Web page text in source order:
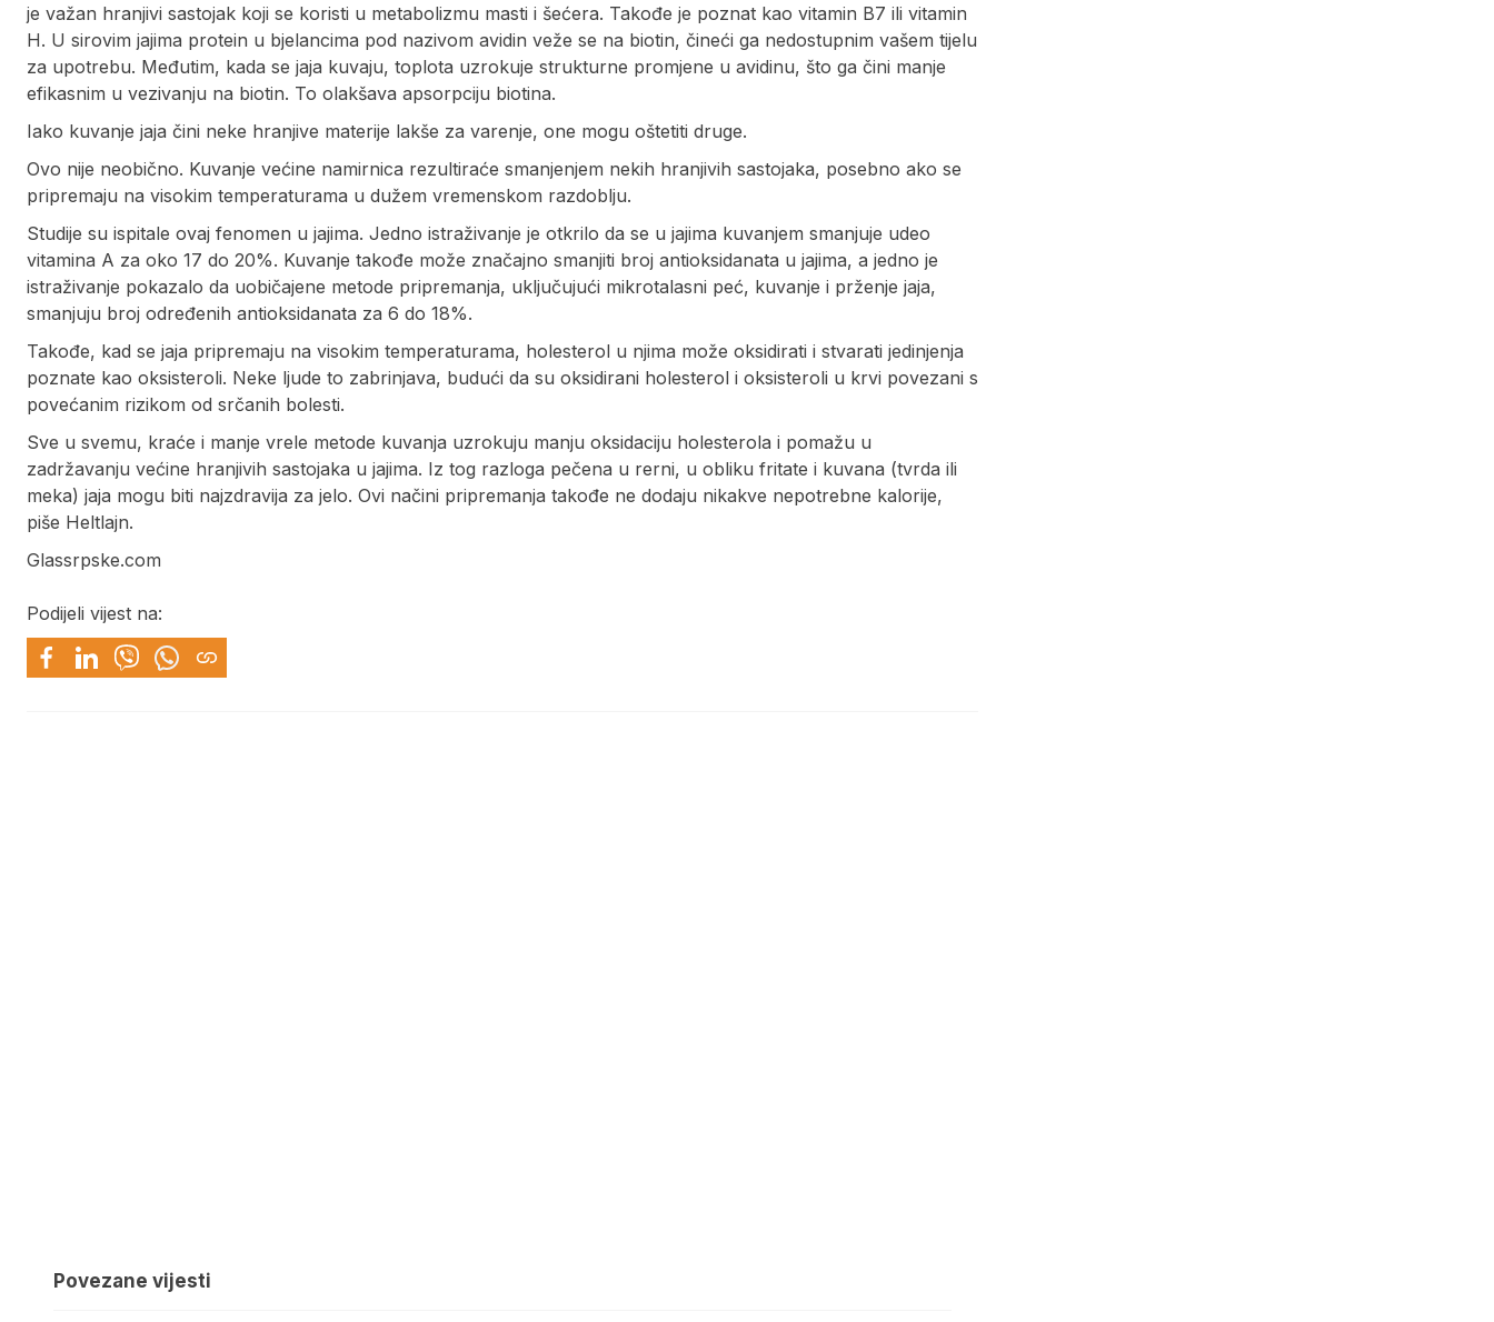
je važan hranjivi sastojak koji se koristi u metabolizmu masti i šećera. Takođe je poznat kao vitamin B7 ili vitamin
H. U sirovim jajima protein u bjelancima pod nazivom avidin veže se na biotin, čineći ga nedostupnim vašem tijelu
za upotrebu. Međutim, kada se jaja kuvaju, toplota uzrokuje strukturne promjene u avidinu, što ga čini manje
efikasnim u vezivanju na biotin. To olakšava apsorpciju biotina.
Iako kuvanje jaja čini neke hranjive materije lakše za varenje, one mogu oštetiti druge.
Ovo nije neobično. Kuvanje većine namirnica rezultiraće smanjenjem nekih hranjivih sastojaka, posebno ako se
pripremaju na visokim temperaturama u dužem vremenskom razdoblju.
Studije su ispitale ovaj fenomen u jajima. Jedno istraživanje je otkrilo da se u jajima kuvanjem smanjuje udeo
vitamina A za oko 17 do 20%. Kuvanje takođe može značajno smanjiti broj antioksidanata u jajima, a jedno je
istraživanje pokazalo da uobičajene metode pripremanja, uključujući mikrotalasni peć, kuvanje i prženje jaja,
smanjuju broj određenih antioksidanata za 6 do 18%.
Takođe, kad se jaja pripremaju na visokim temperaturama, holesterol u njima može oksidirati i stvarati jedinjenja
poznate kao oksisteroli. Neke ljude to zabrinjava, budući da su oksidirani holesterol i oksisteroli u krvi povezani s
povećanim rizikom od srčanih bolesti.
Sve u svemu, kraće i manje vrele metode kuvanja uzrokuju manju oksidaciju holesterola i pomažu u
zadržavanju većine hranjivih sastojaka u jajima. Iz tog razloga pečena u rerni, u obliku fritate i kuvana (tvrda ili
meka) jaja mogu biti najzdravija za jelo. Ovi načini pripremanja takođe ne dodaju nikakve nepotrebne kalorije,
piše Heltlajn.
Glassrpske.com
Podijeli vijest na:
Povezane vijesti